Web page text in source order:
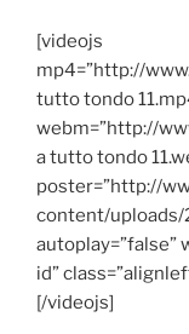
[videojs
mp4=”http://
tutto tondo
webm=”http://
a tutto tondo
poster=”http://
content/uploads/
autoplay=”false”
id”
[/videojs]